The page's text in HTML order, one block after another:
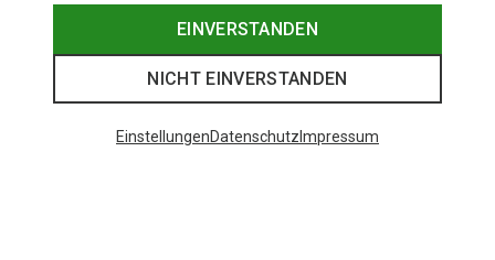
EINVERSTANDEN
NICHT EINVERSTANDEN
EinstellungenDatenschutz Impressum